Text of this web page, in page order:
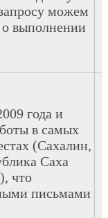
можем
о выполнении
года и
в самых
(Сахалин,
Саха
что
письмами